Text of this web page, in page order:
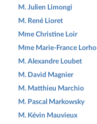
M. Julien Limongi
M. René Lioret
Mme Christine Loir
Mme Marie-France Lorho
M. Alexandre Loubet
M. David Magnier
M. Matthieu Marchio
M. Pascal Markowsky
M. Kévin Mauvieux